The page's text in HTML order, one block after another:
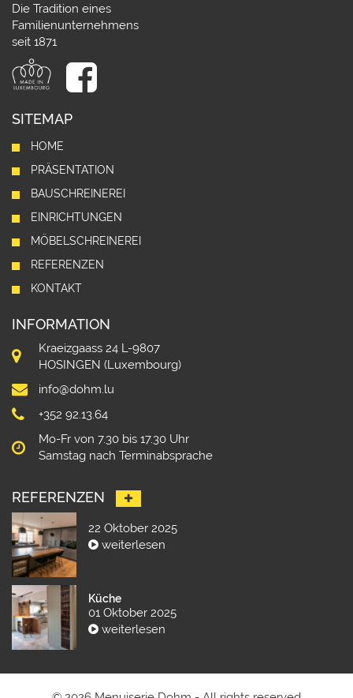
Die Tradition eines
Familienunternehmens
seit 1871
SITEMAP
HOME
PRÄSENTATION
BAUSCHREINEREI
EINRICHTUNGEN
MÖBELSCHREINEREI
REFERENZEN
KONTAKT
INFORMATION
Kraeizgaass 24 L-9807
HOSINGEN (Luxembourg)
info@dohm.lu
+352 92.13.64
Mo-Fr von 7.30 bis 17.30 Uhr
Samstag nach Terminabsprache
REFERENZEN
22 Oktober 2025
weiterlesen
Küche
01 Oktober 2025
weiterlesen